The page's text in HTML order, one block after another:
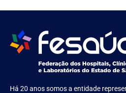
Há 20 anos somos a entidade